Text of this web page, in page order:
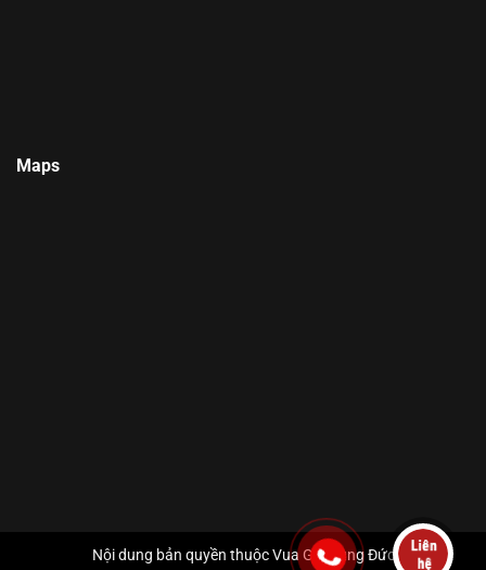
Maps
Nội dung bản quyền thuộc Vua Gia Dụng Đức